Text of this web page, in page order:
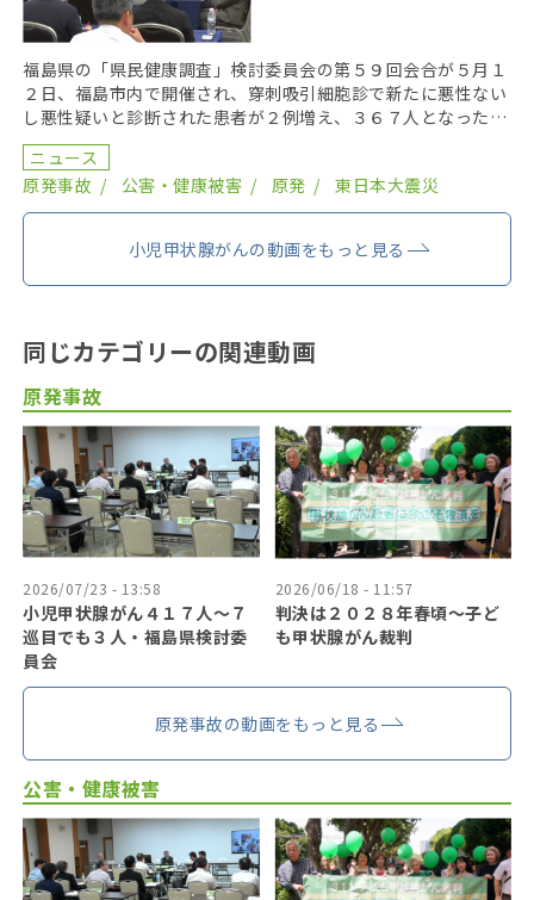
福島県の「県民健康調査」検討委員会の第５９回会合が５月１
２日、福島市内で開催され、穿刺吸引細胞診で新たに悪性ない
し悪性疑いと診断された患者が２例増え、３６７人となった。
２０１９年までにがん登録で把握された集計外の患者４７ […]
ニュース
原発事故
公害・健康被害 原発 東日本大震災
小児甲状腺がんの動画をもっと見る
同じカテゴリーの関連動画
原発事故
2026/07/23 - 13:58
小児甲状腺がん４１７人〜７
巡目でも３人・福島県検討委
員会
2026/06/18 - 11:57
判決は２０２８年春頃〜子ど
も甲状腺がん裁判
原発事故の動画をもっと見る
公害・健康被害